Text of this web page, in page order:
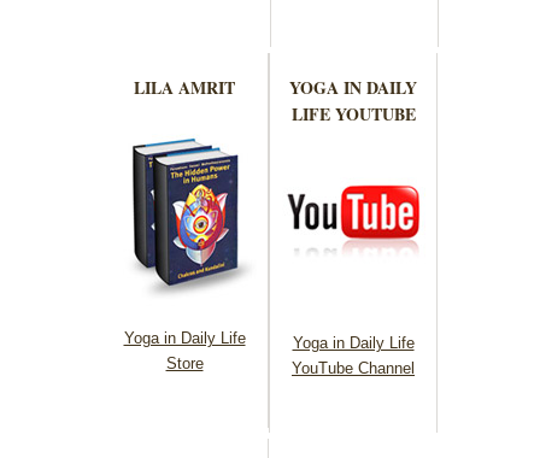
LILA AMRIT
Yoga in Daily Life
Store
YOGA IN DAILY
LIFE YOUTUBE
Yoga in Daily Life
YouTube Channel